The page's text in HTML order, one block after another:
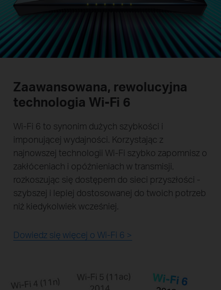
Zaawansowana, rewolucyjna
technologia Wi-Fi 6
Wi-Fi 6 to synonim dużych szybkości i
imponującej wydajności. Korzystając z
najnowszej technologii Wi-Fi szybko zapomnisz o
zakłóceniach i opóźnieniach w transmisji,
rozkoszując się dostępem do sieci przyszłości -
szybszej i lepiej dostosowanej do twoich potrzeb
niż kiedykolwiek wcześniej.
Dowiedz się więcej o Wi-Fi 6 >